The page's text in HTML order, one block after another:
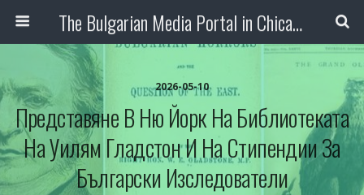
The Bulgarian Media Portal in Chicago
2026-05-10
Представяне В Ню Йорк На Библиотеката
На Уилям Гладстон И На Стипендии За
Български Изследователи